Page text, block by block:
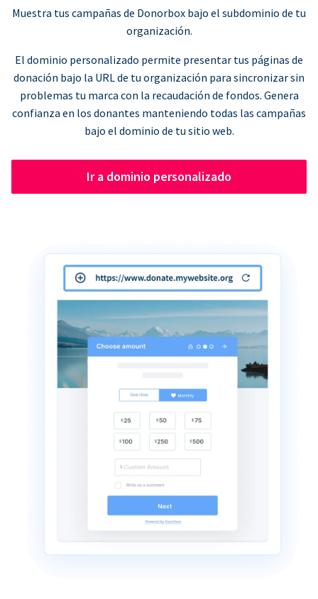
Muestra tus campañas de Donorbox bajo el subdominio de tu
organización.
El dominio personalizado permite presentar tus páginas de
donación bajo la URL de tu organización para sincronizar sin
problemas tu marca con la recaudación de fondos. Genera
confianza en los donantes manteniendo todas las campañas
bajo el dominio de tu sitio web.
Ir a dominio personalizado